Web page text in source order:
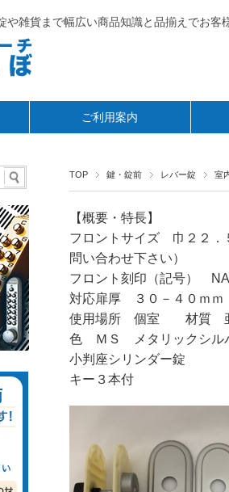
や雑貨まで幅広い商品知識と品揃えでお客
ご利用案内
TOP 鍵・錠前 レバー錠 室
【概要・特長】
フロントサイズ 巾２２．
問い合わせ下さい）
フロント刻印（記号）
対応扉厚 ３０－４０ｍｍ
使用場所 個室 材質
色 ＭＳ メタリックシル
小判座シリンダー錠
キー３本付